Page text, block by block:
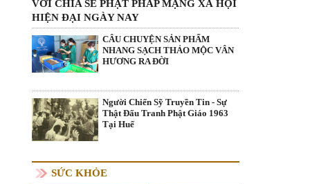
VỚI CHIA SẺ PHẬT PHÁP MẠNG XÃ HỘI
HIỆN ĐẠI NGÀY NAY
CÂU CHUYỆN SẢN PHẨM
NHANG SẠCH THẢO MỘC VÂN
HƯƠNG RA ĐỜI
Người Chiến Sỹ Truyền Tin - Sự
Thật Đấu Tranh Phật Giáo 1963
Tại Huế
SỨC KHỎE